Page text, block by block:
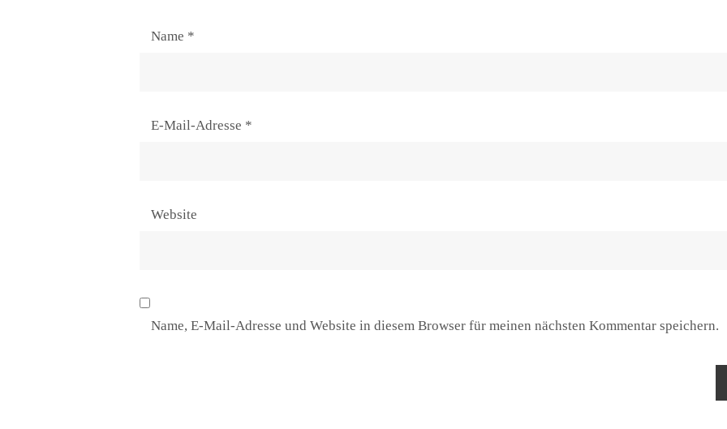
Name *
E-Mail-Adresse *
Website
Name, E-Mail-Adresse und Website in diesem Browser für meinen nächsten Kommentar speichern.